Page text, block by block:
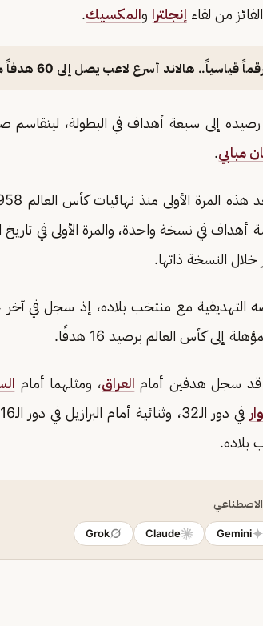
من لقاء إنجلترا والمكسيك.
هالاند أسرع لاعب يصل إلى 60 هدفاً مع منتخب بلاده
إلى سبعة أهداف في البطولة، ليتقاسم
مبابي.
في نسخة واحدة، والمرة الأولى في تاريخ
النسخة ذاتها.
إلى كأس العالم برصيد 16 هدفًا.
قد سجل هدفين أمام العراق، ومثلهما أمام
بلاده.
Gemini
Claude
Grok